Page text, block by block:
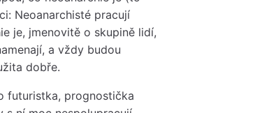
Neoanarchisté pracují
je, jmenovitě o skupině lidí,
a vždy budou
dobře.
futuristka, prognostička